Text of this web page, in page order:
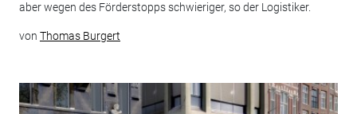
aber wegen des Förderstopps schwieriger, so der Logistiker.
von Thomas Burgert